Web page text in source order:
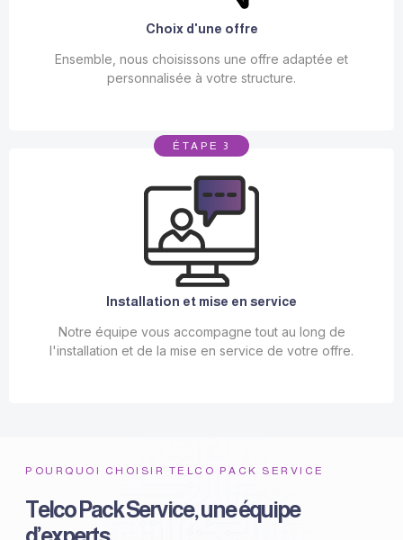
Choix d'une offre
Ensemble, nous choisissons une offre adaptée et
personnalisée à votre structure.
Installation et mise en service
Notre équipe vous accompagne tout au long de
l'installation et de la mise en service de votre offre.
ÉTAPE 3
POURQUOI CHOISIR TELCO PACK SERVICE
Telco Pack Service, une équipe